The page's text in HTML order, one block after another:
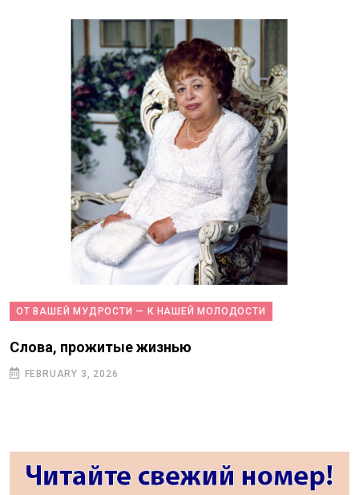
ОТ ВАШЕЙ МУДРОСТИ — К НАШЕЙ МОЛОДОСТИ
Слова, прожитые жизнью
FEBRUARY 3, 2026